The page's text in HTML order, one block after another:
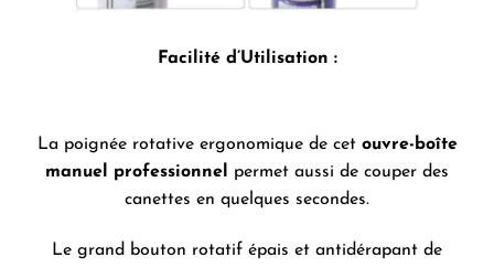
Facilité d’Utilisation :
La poignée rotative ergonomique de cet ouvre-boîte
manuel professionnel permet aussi de couper des
canettes en quelques secondes.
Le grand bouton rotatif épais et antidérapant de